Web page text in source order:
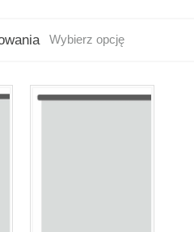
Wybierz opcję